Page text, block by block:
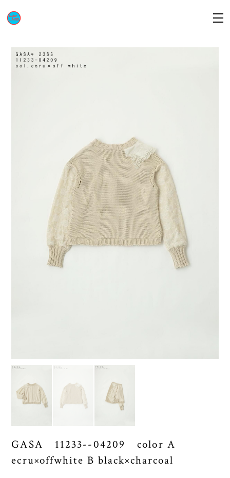
GASA 11233--04209 color A
ecru×offwhite B black×charcoal